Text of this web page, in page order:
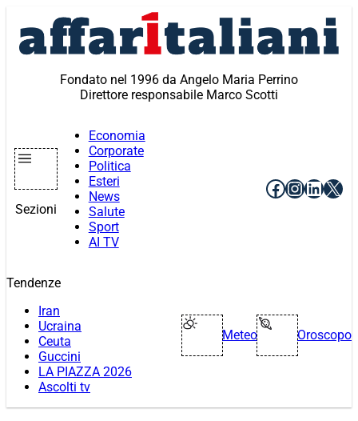
contenuto
Fondato nel 1996 da Angelo Maria Perrino
Direttore responsabile Marco Scotti
Sezioni
Economia
Corporate
Politica
Esteri
News
Salute
Sport
AI TV
Facebook
X
Tendenze
Iran
Ucraina
Ceuta
Guccini
LA PIAZZA 2026
Ascolti tv
Meteo Oroscopo